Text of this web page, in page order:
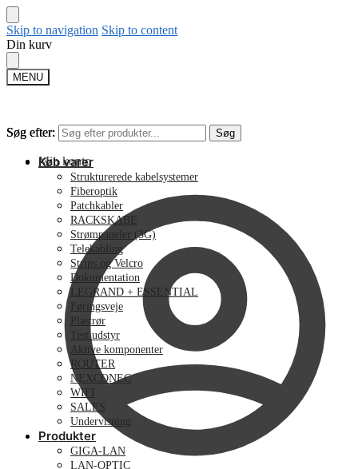
Skip to navigation Skip to content
Din kurv
MENU
Søg efter: Søg
Min konto
Søg efter: Søg
Køb varer
Strukturerede kabelsystemer
Fiberoptik
Patchkabler
RACKSKABE
Strømpaneler (3G)
Telekabling
Strips og Velcro
Dokumentation
LEGRAND + ESSENTIAL
Føringsveje
Plastrør
Test udstyr
Aktive komponenter
ROUTER
NEXCONEC
WIFI
SALES
Undervisning
Produkter
GIGA-LAN
LAN-OPTIC